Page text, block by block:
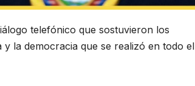
telefónico que sostuvieron los
la democracia que se realizó en todo el